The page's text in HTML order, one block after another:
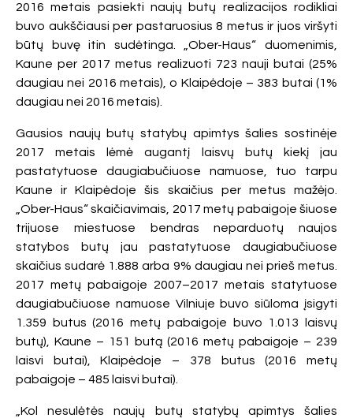
2016 metais pasiekti naujų butų realizacijos rodikliai
buvo aukščiausi per pastaruosius 8 metus ir juos viršyti
būtų buvę itin sudėtinga. „Ober-Haus“ duomenimis,
Kaune per 2017 metus realizuoti 723 nauji butai (25%
daugiau nei 2016 metais), o Klaipėdoje – 383 butai (1%
daugiau nei 2016 metais).
Gausios naujų butų statybų apimtys šalies sostinėje
2017 metais lėmė augantį laisvų butų kiekį jau
pastatytuose daugiabučiuose namuose, tuo tarpu
Kaune ir Klaipėdoje šis skaičius per metus mažėjo.
„Ober-Haus“ skaičiavimais, 2017 metų pabaigoje šiuose
trijuose miestuose bendras neparduotų naujos
statybos butų jau pastatytuose daugiabučiuose
skaičius sudarė 1.888 arba 9% daugiau nei prieš metus.
2017 metų pabaigoje 2007–2017 metais statytuose
daugiabučiuose namuose Vilniuje buvo siūloma įsigyti
1.359 butus (2016 metų pabaigoje buvo 1.013 laisvų
butų), Kaune – 151 butą (2016 metų pabaigoje – 239
laisvi butai), Klaipėdoje – 378 butus (2016 metų
pabaigoje – 485 laisvi butai).
„Kol nesulėtės naujų butų statybų apimtys šalies